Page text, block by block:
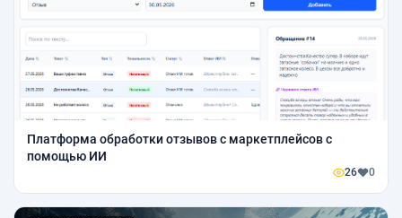
Платформа обработки отзывов с маркетплейсов с
помощью ИИ
26 0